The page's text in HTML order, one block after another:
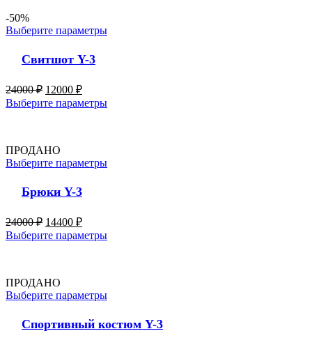
-50%
Выберите параметры
Свитшот Y-3
24000₽ 12000 ₽
Выберите параметры
ПРОДАНО
Выберите параметры
Брюки Y-3
24000₽ 14400 ₽
Выберите параметры
ПРОДАНО
Выберите параметры
Спортивный костюм Y-3